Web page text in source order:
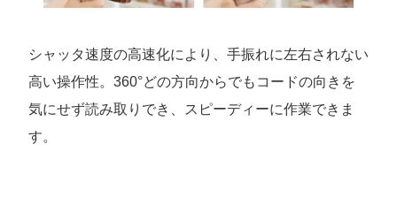
シャッタ速度の高速化により、手振れに左右されない
高い操作性。360°どの方向からでもコードの向きを
気にせず読み取りでき、スピーディーに作業できま
す。